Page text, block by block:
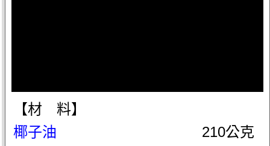
【材 料】
椰子油
210公克